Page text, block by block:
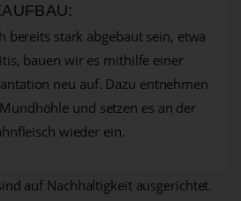
bereits stark abgebaut sein, etwa
bauen wir es mithilfe einer
neu auf. Dazu entnehmen
und setzen es an der
wieder ein.
auf Nachhaltigkeit ausgerichtet.